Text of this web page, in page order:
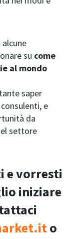
su come
al mondo
saper
e
da
settore
e vorresti
iniziare
o